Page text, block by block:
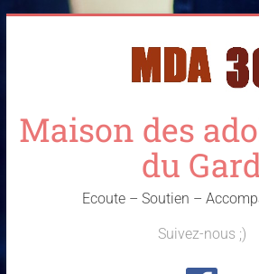
Maison des
du
Ecoute – Soutien –
Suivez-nous ;)